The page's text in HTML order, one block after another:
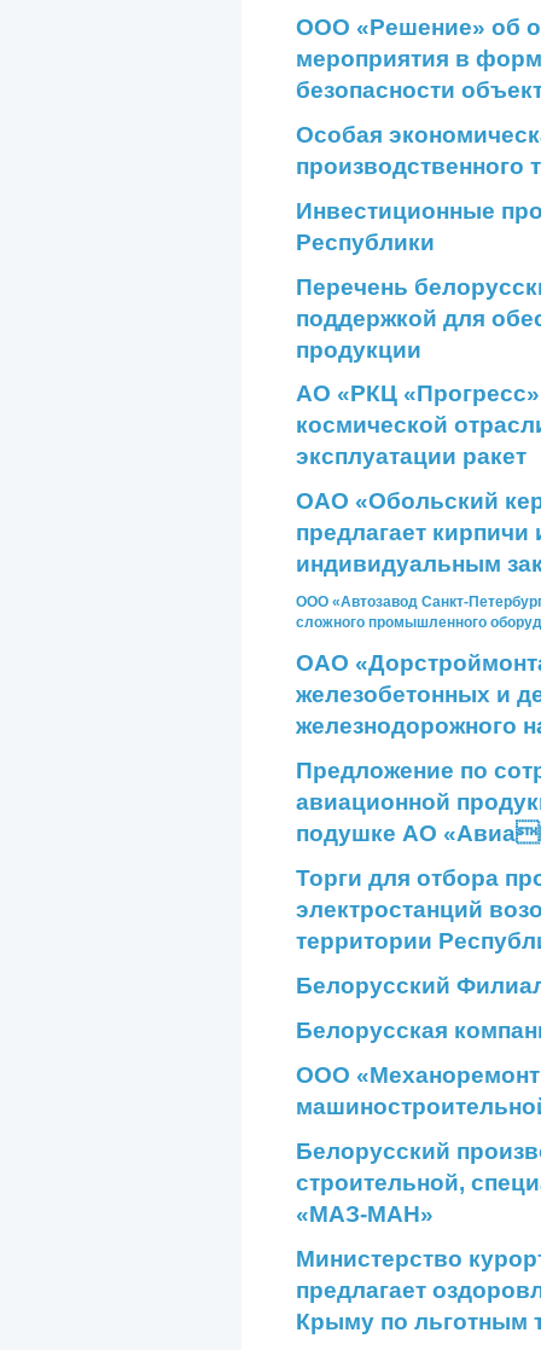
ООО «Решение» об
мероприятия в
безопасности
Особая
производственного
Инвестиционные
Республики
Перечень
поддержкой для
продукции
АО «РКЦ
космической
эксплуатации ракет
ОАО «Обольский
предлагает
индивидуальным
ООО «Автозавод Санкт-
сложного промышленного
ОАО
железобетонных и
железнодорожного
Предложение по
авиационной
подушке АО
Торги для отбора
электростанций
территории
Белорусский
Белорусская
ООО
Белорусский
строительной,
«МАЗ-МАН»
Министерство
предлагает
Крыму по льготным